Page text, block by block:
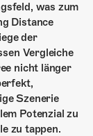
was zum
Distance
der
Vergleiche
nicht länger
Szenerie
Potenzial zu
zu tappen.